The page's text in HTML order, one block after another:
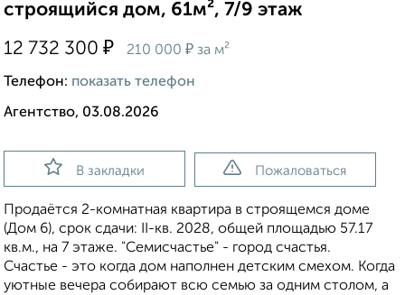
строящийся дом, 61м², 7/9 этаж
12 732 300 ₽ 210 000 ₽ за м²
Телефон: показать телефон
Агентство, 03.08.2026
В закладки Пожаловаться
Продаётся 2-комнатная квартира в строящемся доме
(Дом 6), срок сдачи: II-кв. 2028, общей площадью 57.17
кв.м., на 7 этаже. "Семисчастье" - город счастья.
Счастье - это когда дом наполнен детским смехом. Когда
уютные вечера собирают всю семью за одним столом, а